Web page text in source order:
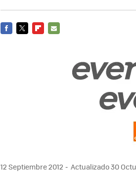
12 Septiembre 2012 Actualizado 30